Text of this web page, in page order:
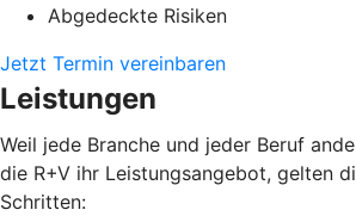
Abgedeckte Risiken
Jetzt Termin vereinbaren
Leistungen
Weil jede Branche und jeder Beruf
die R+V ihr Leistungsangebot, gelten
Schritten: